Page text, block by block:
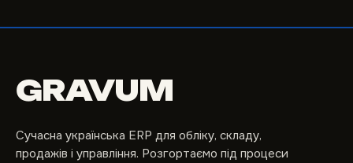
GRAVUM
Сучасна українська ERP для обліку, складу,
продажів і управління. Розгортаємо під процеси